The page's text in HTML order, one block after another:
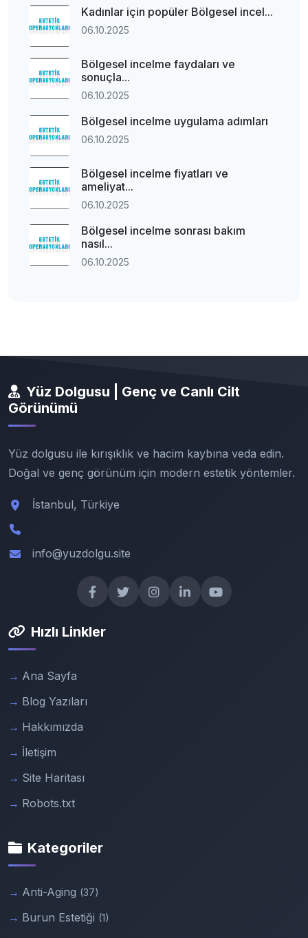
Kadınlar için popüler Bölgesel incel...
06.10.2025
Bölgesel incelme faydaları ve
sonuçla...
06.10.2025
Bölgesel incelme uygulama adımları
06.10.2025
Bölgesel incelme fiyatları ve
ameliyat...
06.10.2025
Bölgesel incelme sonrası bakım
nasıl...
06.10.2025
Yüz Dolgusu | Genç ve Canlı Cilt
Görünümü
Yüz dolgusu ile kırışıklık ve hacim kaybına veda edin.
Doğal ve genç görünüm için modern estetik yöntemler.
İstanbul, Türkiye
info@yuzdolgu.site
Hızlı Linkler
Ana Sayfa
Blog Yazıları
Hakkımızda
İletişim
Site Haritası
Robots.txt
Kategoriler
Anti-Aging (37)
Burun Estetiği (1)